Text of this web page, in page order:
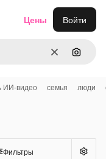
ОчиститьПоиск
Цены Войти
ИИ-видео семья люди
Фильтры